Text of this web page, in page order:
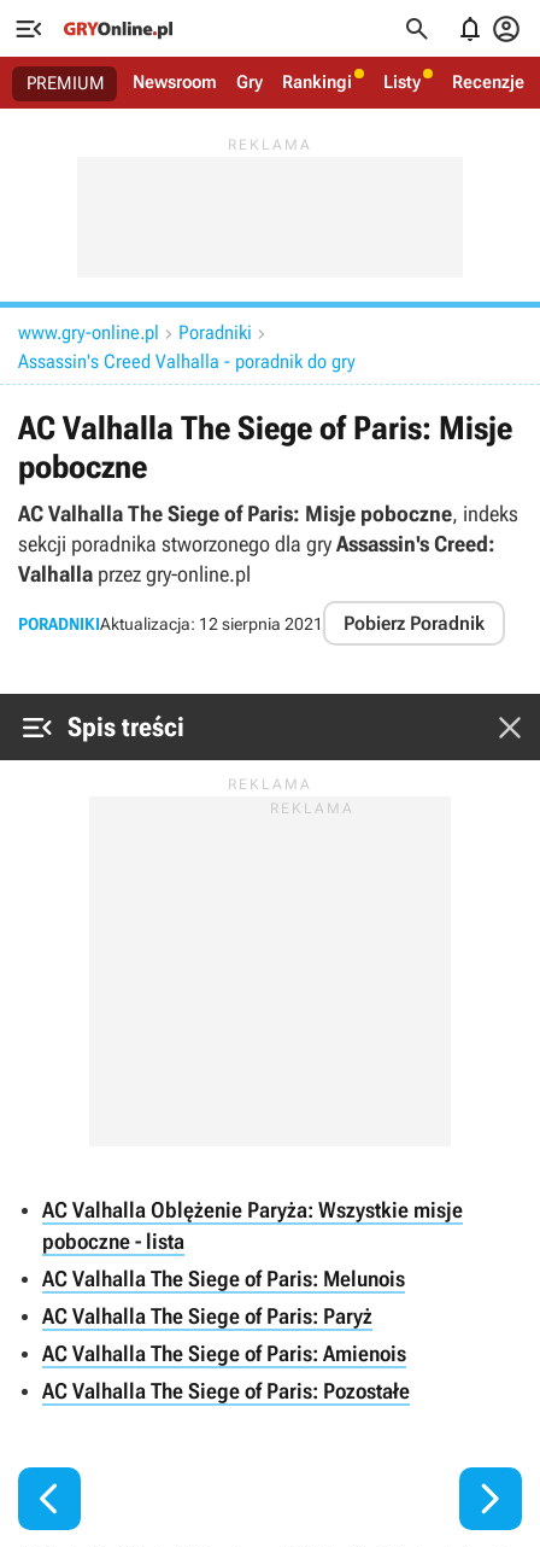
   
PREMIUM Newsroom Gry Rankingi Listy Recenzje
www.gry-online.pl  Poradniki 
Assassin's Creed Valhalla - poradnik do gry
AC Valhalla The Siege of Paris: Misje
poboczne
AC Valhalla The Siege of Paris: Misje poboczne, indeks
sekcji poradnika stworzonego dla gryAssassin's Creed:
Valhalla przez gry-online.pl
PORADNIKIAktualizacja: 12 sierpnia 2021 Pobierz Poradnik
 Spis treści 
AC Valhalla Oblężenie Paryża: Wszystkie misje
poboczne - lista
AC Valhalla The Siege of Paris: Melunois
AC Valhalla The Siege of Paris: Paryż
AC Valhalla The Siege of Paris: Amienois
AC Valhalla The Siege of Paris: Pozostałe
 